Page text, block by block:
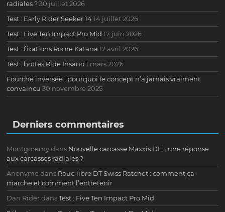
radiales ? 30 juillet 2026
Test : Early Rider Seeker 14 14 juillet 2026
Test : Five Ten Impact Pro Mid 17 juin 2026
Test : fixations Rome Katana 12 avril 2026
Test : bottes Ride Insano 1 mars 2026
Fourche inversée : pourquoi le concept n’a jamais vraiment
convaincu 30 novembre 2025
Derniers commentaires
Montgoremydans Nouvelle carcasse Maxxis DH : une réponse
aux carcasses radiales ?
Anonyme dans Roue libre DT Swiss Ratchet : comment ça
marche et comment l’entretenir
Dan RiderdansTest : Five Ten Impact Pro Mid